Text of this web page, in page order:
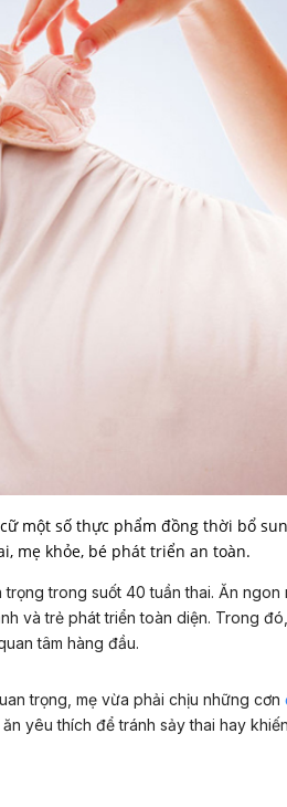
một số thực phẩm đồng thời bổ
mẹ khỏe, bé phát triển an toàn.
trọng trong suốt 40 tuần thai. Ăn ngon
và trẻ phát triển toàn diện. Trong
tâm hàng đầu.
trọng, mẹ vừa phải chịu những cơn
yêu thích để tránh sảy thai hay